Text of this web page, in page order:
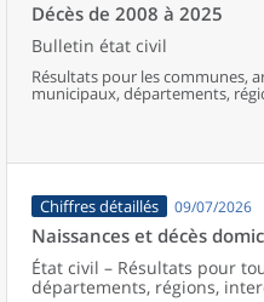
Décès de 2008 à 2025
Bulletin état civil
Résultats pour les communes,
municipaux, départements,
d’emploi, bassins de vie, unités
Chiffres détaillés 09/07/2026
Naissances et décès
État civil – Résultats pour
départements, régions,